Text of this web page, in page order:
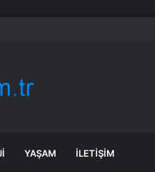
ve kültür köprüsü hedefi
YAŞAM İLETIŞIM